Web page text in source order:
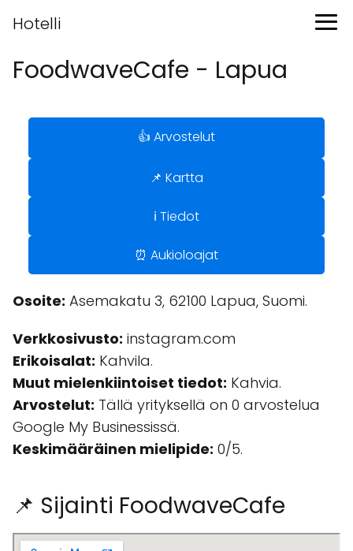
Hotelli
FoodwaveCafe - Lapua
👍 Arvostelut
📌 Kartta
ℹ️ Tiedot
⏰ Aukioloajat
Osoite: Asemakatu 3, 62100 Lapua, Suomi.
Verkkosivusto: instagram.com
Erikoisalat: Kahvila.
Muut mielenkiintoiset tiedot: Kahvia.
Arvostelut: Tällä yrityksellä on 0 arvostelua
Google My Businessissä.
Keskimääräinen mielipide: 0/5.
📌 Sijainti FoodwaveCafe